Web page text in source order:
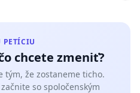
PETÍCIU
chcete zmeniť?
tým, že zostaneme ticho.
so spoločenským